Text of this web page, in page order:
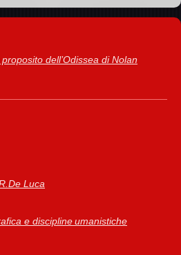
proposito dell’Odissea di Nolan
Luca
e discipline umanistiche